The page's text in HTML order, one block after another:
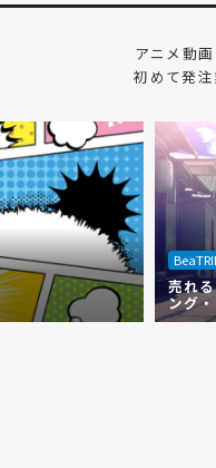
アニメ動
初めて発
売れ
ング